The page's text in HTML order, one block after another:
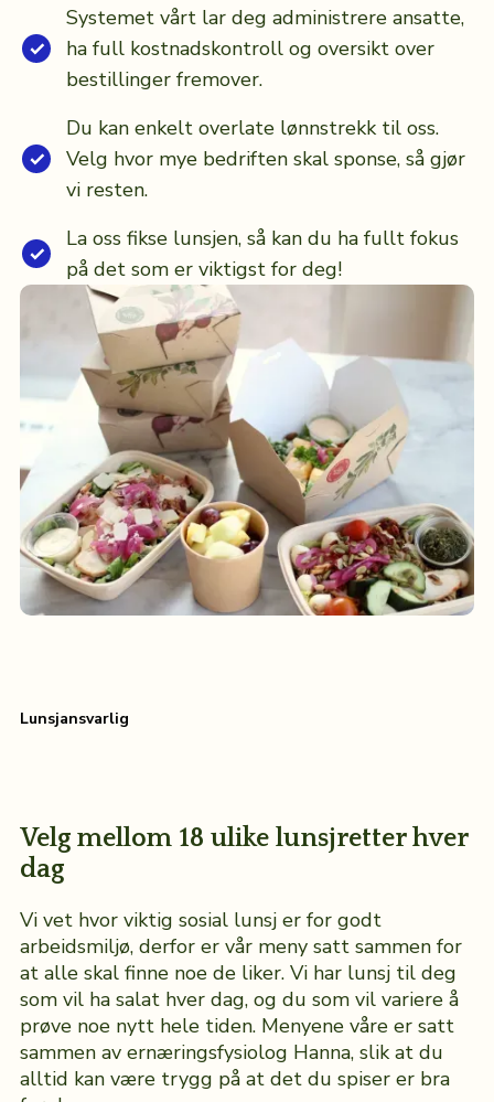
Systemet vårt lar deg administrere ansatte,
ha full kostnadskontroll og oversikt over
bestillinger fremover.
Du kan enkelt overlate lønnstrekk til oss.
Velg hvor mye bedriften skal sponse, så gjør
vi resten.
La oss fikse lunsjen, så kan du ha fullt fokus
på det som er viktigst for deg!
Lunsjansvarlig
Velg mellom 18 ulike lunsjretter hver
dag
Vi vet hvor viktig sosial lunsj er for godt
arbeidsmiljø, derfor er vår meny satt sammen for
at alle skal finne noe de liker. Vi har lunsj til deg
som vil ha salat hver dag, og du som vil variere å
prøve noe nytt hele tiden. Menyene våre er satt
sammen av ernæringsfysiolog Hanna, slik at du
alltid kan være trygg på at det du spiser er bra